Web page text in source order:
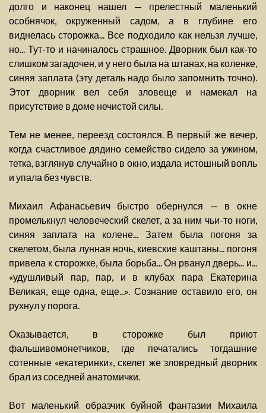
долго и наконец нашел — прелестный маленький
особнячок, окруженный садом, а в глубине его
виднелась сторожка... Все подходило как нельзя лучше,
но... Тут-то и начиналось страшное. Дворник был как-то
слишком загадочен, и у него была на штанах, на коленке,
синяя заплата (эту деталь надо было запомнить точно).
Этот дворник вел себя зловеще и намекал на
присутствие в доме нечистой силы.
Тем не менее, переезд состоялся. В первый же вечер,
когда счастливое дядино семейство сидело за ужином,
тетка, взглянув случайно в окно, издала истошный вопль
и упала без чувств.
Михаил Афанасьевич быстро обернулся — в окне
промелькнул человеческий скелет, а за ним чьи-то ноги,
синяя заплата на колене... Затем была погоня за
скелетом, была лунная ночь, киевские каштаны... погоня
привела к сторожке, была борьба... Он рванул дверь... и...
«удушливый пар, пар, и в клубах пара Екатерина
Великая, еще одна, еще...». Сознание оставило его, он
рухнул у порога.
Оказывается, в сторожке был приют
фальшивомонетчиков, где печатались тогдашние
сотенные «екатеринки», скелет же зловредный дворник
брал из соседней анатомички.
Вот маленький образчик буйной фантазии Михаила